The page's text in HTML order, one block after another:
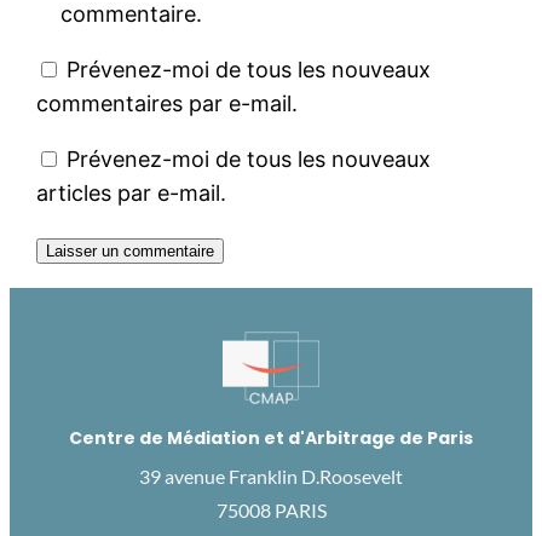
commentaire.
Prévenez-moi de tous les nouveaux
commentaires par e-mail.
Prévenez-moi de tous les nouveaux
articles par e-mail.
Centre de Médiation et d'Arbitrage de Paris
39 avenue Franklin D.Roosevelt
75008 PARIS